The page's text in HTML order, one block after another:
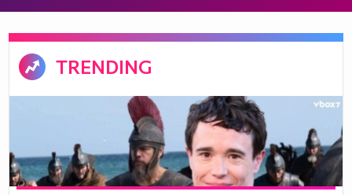
TRENDING